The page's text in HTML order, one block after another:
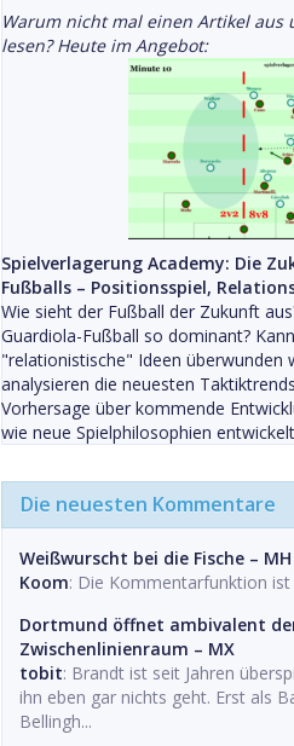
Warum nicht mal einen Artikel aus
lesen? Heute im Angebot:
Spielverlagerung Academy: Die
Fußballs – Positionsspiel,
Wie sieht der Fußball der Zukunft
Guardiola-Fußball so dominant?
"relationistische" Ideen überwunden
analysieren die neuesten
Vorhersage über kommende
wie neue Spielphilosophien
Die neuesten Kommentare
Weißwurscht bei die Fische – MH
Koom: Die Kommentarfunktion ist
Dortmund öffnet ambivalent
Zwischenlinienraum – MX
tobit: Brandt ist seit Jahren
ihn eben gar nichts geht. Erst als
Bellingh...